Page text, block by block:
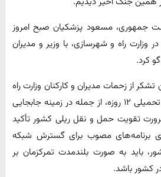
جمهوری، مسعود پزشکیان صبح امروز
حضور در وزارت راه و شهرسازی، با وزیر و مدیران
کرد.
از زحمات مدیران و کارکنان وزارت راه
و شهرسازی در دوره جنگ تحمیلی ۱۲ روزه، از جمله در زمینه جابجایی
تقویت حمل و نقل ریلی کشور تأکید
برنامه‌های مصوب برای گسترش شبکه
باید به صورت بلندمدت تمرکزمان بر
کشور باشد.